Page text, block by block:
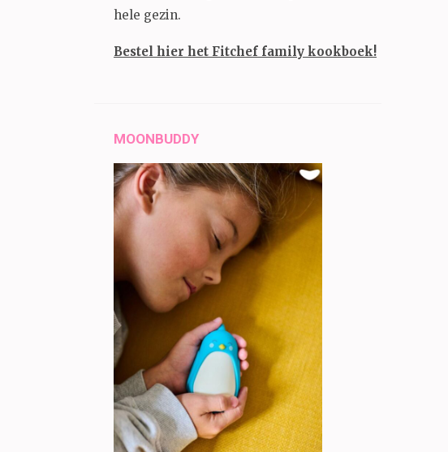
hele gezin.
Bestel hier het Fitchef family kookboek!
MOONBUDDY